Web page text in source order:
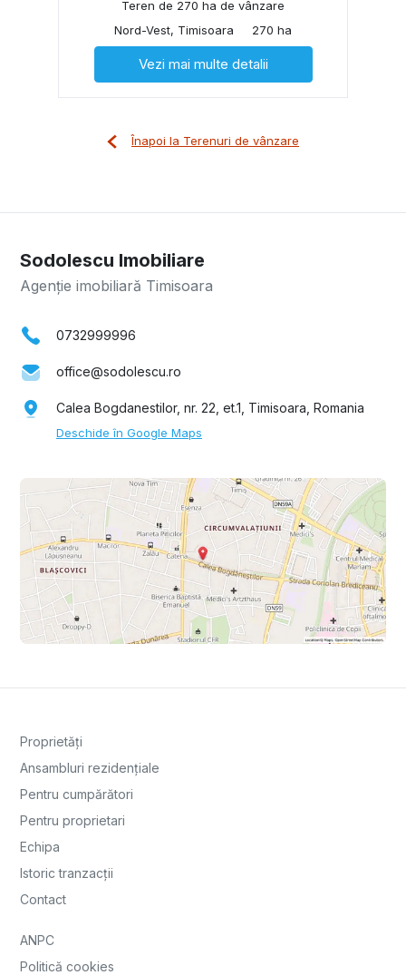
Teren de 270 ha de vânzare
Nord-Vest, Timisoara
270 ha
Vezi mai multe detalii
Înapoi la Terenuri de vânzare
Sodolescu Imobiliare
Agenție imobiliară Timisoara
0732999996
office@sodolescu.ro
Calea Bogdanestilor, nr. 22, et.1, Timisoara, Romania
Deschide în Google Maps
Proprietăți
Ansambluri rezidențiale
Pentru cumpărători
Pentru proprietari
Echipa
Istoric tranzacții
Contact
ANPC
Politică cookies